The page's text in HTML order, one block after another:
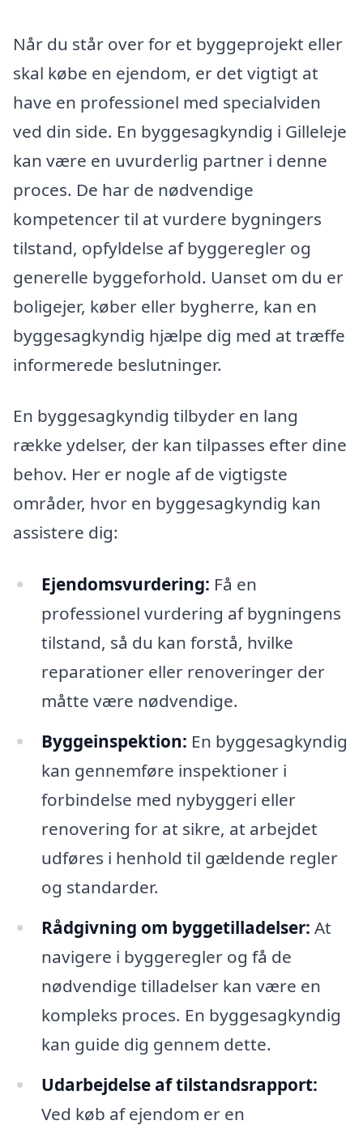
Når du står over for et byggeprojekt eller
skal købe en ejendom, er det vigtigt at
have en professionel med specialviden
ved din side. En byggesagkyndig i Gilleleje
kan være en uvurderlig partner i denne
proces. De har de nødvendige
kompetencer til at vurdere bygningers
tilstand, opfyldelse af byggeregler og
generelle byggeforhold. Uanset om du er
boligejer, køber eller bygherre, kan en
byggesagkyndig hjælpe dig med at træffe
informerede beslutninger.
En byggesagkyndig tilbyder en lang
række ydelser, der kan tilpasses efter dine
behov. Her er nogle af de vigtigste
områder, hvor en byggesagkyndig kan
assistere dig:
Ejendomsvurdering: Få en
professionel vurdering af bygningens
tilstand, så du kan forstå, hvilke
reparationer eller renoveringer der
måtte være nødvendige.
Byggeinspektion: En byggesagkyndig
kan gennemføre inspektioner i
forbindelse med nybyggeri eller
renovering for at sikre, at arbejdet
udføres i henhold til gældende regler
og standarder.
Rådgivning om byggetilladelser: At
navigere i byggeregler og få de
nødvendige tilladelser kan være en
kompleks proces. En byggesagkyndig
kan guide dig gennem dette.
Udarbejdelse af tilstandsrapport:
Ved køb af ejendom er en